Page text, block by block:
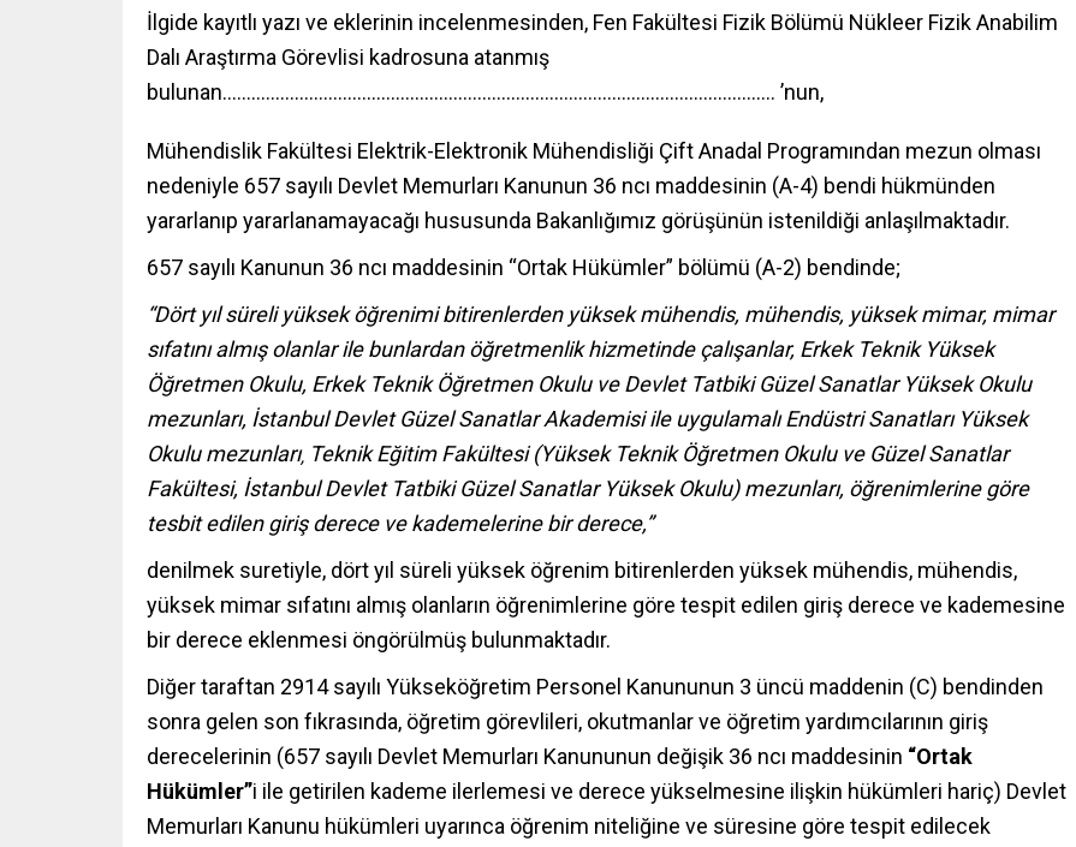
İlgide kayıtlı yazı ve eklerinin incelenmesinden, Fen Fakültesi Fizik Bölümü Nükleer Fizik Anabilim
Dalı Araştırma Görevlisi kadrosuna atanmış
bulunan……………………………………………………………………………………………………. ’nun,
Mühendislik Fakültesi Elektrik-Elektronik Mühendisliği Çift Anadal Programından mezun olması
nedeniyle 657 sayılı Devlet Memurları Kanunun 36 ncı maddesinin (A-4) bendi hükmünden
yararlanıp yararlanamayacağı hususunda Bakanlığımız görüşünün istenildiği anlaşılmaktadır.
657 sayılı Kanunun 36 ncı maddesinin “Ortak Hükümler” bölümü (A-2) bendinde;
“Dört yıl süreli yüksek öğrenimi bitirenlerden yüksek mühendis, mühendis, yüksek mimar, mimar
sıfatını almış olanlar ile bunlardan öğretmenlik hizmetinde çalışanlar, Erkek Teknik Yüksek
Öğretmen Okulu, Erkek Teknik Öğretmen Okulu ve Devlet Tatbiki Güzel Sanatlar Yüksek Okulu
mezunları, İstanbul Devlet Güzel Sanatlar Akademisi ile uygulamalı Endüstri Sanatları Yüksek
Okulu mezunları, Teknik Eğitim Fakültesi (Yüksek Teknik Öğretmen Okulu ve Güzel Sanatlar
Fakültesi, İstanbul Devlet Tatbiki Güzel Sanatlar Yüksek Okulu) mezunları, öğrenimlerine göre
tesbit edilen giriş derece ve kademelerine bir derece,”
denilmek suretiyle, dört yıl süreli yüksek öğrenim bitirenlerden yüksek mühendis, mühendis,
yüksek mimar sıfatını almış olanların öğrenimlerine göre tespit edilen giriş derece ve kademesine
bir derece eklenmesi öngörülmüş bulunmaktadır.
Diğer taraftan 2914 sayılı Yükseköğretim Personel Kanununun 3 üncü maddenin (C) bendinden
sonra gelen son fıkrasında, öğretim görevlileri, okutmanlar ve öğretim yardımcılarının giriş
derecelerinin (657 sayılı Devlet Memurları Kanununun değişik 36 ncı maddesinin “Ortak
Hükümler”i ile getirilen kademe ilerlemesi ve derece yükselmesine ilişkin hükümleri hariç) Devlet
Memurları Kanunu hükümleri uyarınca öğrenim niteliğine ve süresine göre tespit edilecek